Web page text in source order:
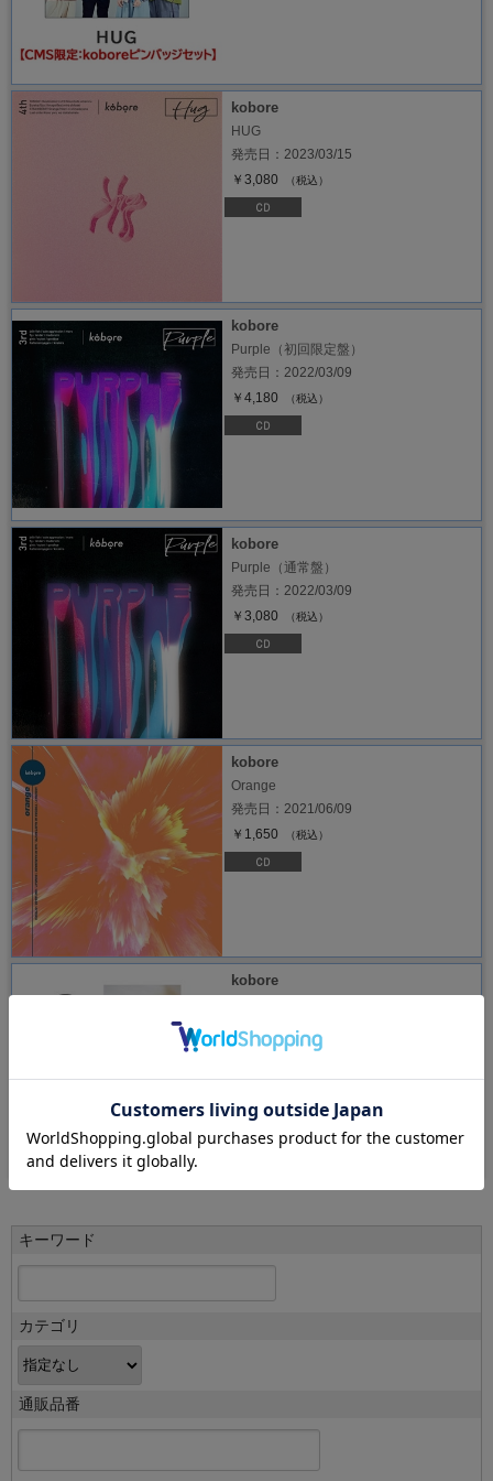
kobore
HUG
発売日：2023/03/15
￥3,080
（税込）
kobore
Purple（初回限定盤）
発売日：2022/03/09
￥4,180
（税込）
kobore
Purple（通常盤）
発売日：2022/03/09
￥3,080
（税込）
kobore
Orange
発売日：2021/06/09
￥1,650
（税込）
kobore
発売日：2020/08/05
￥3,080 （税込）
キーワード
カテゴリ
通販品番